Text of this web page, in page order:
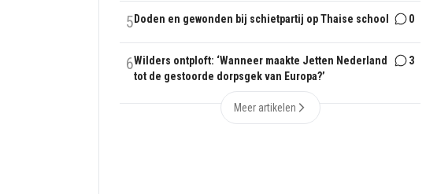
5 Doden en gewonden bij schietpartij op Thaise school 0
6Wilders ontploft: ‘Wanneer maakte Jetten Nederland
tot de gestoorde dorpsgek van Europa?’
3
Meer artikelen